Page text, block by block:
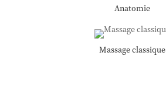
Anatomie
Massage classique